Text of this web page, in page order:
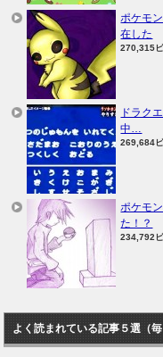
ポケモ
在した
270,315
ドラク
中…
269,684
ポケモ
た！？
234,792
よく読まれている記事５選（毎